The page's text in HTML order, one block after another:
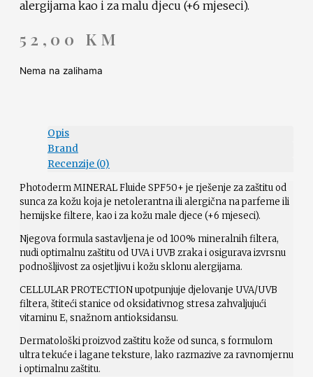
alergijama kao i za malu djecu (+6 mjeseci).
52,00 KM
Nema na zalihama
Opis
Brand
Recenzije (0)
Photoderm MINERAL Fluide SPF50+ je rješenje za zaštitu od
sunca za kožu koja je netolerantna ili alergična na parfeme ili
hemijske filtere, kao i za kožu male djece (+6 mjeseci).
Njegova formula sastavljena je od 100% mineralnih filtera,
nudi optimalnu zaštitu od UVA i UVB zraka i osigurava izvrsnu
podnošljivost za osjetljivu i kožu sklonu alergijama.
CELLULAR PROTECTION upotpunjuje djelovanje UVA/UVB
filtera, štiteći stanice od oksidativnog stresa zahvaljujući
vitaminu E, snažnom antioksidansu.
Dermatološki proizvod zaštitu kože od sunca, s formulom
ultra tekuće i lagane teksture, lako razmazive za ravnomjernu
i optimalnu zaštitu.